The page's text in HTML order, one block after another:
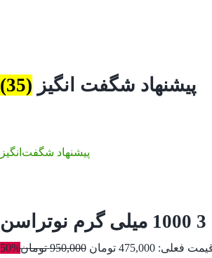
پیشنهاد شگفت انگیز (35)
پیشنهاد شگفت‌انگیز
50% 950,000 تومان